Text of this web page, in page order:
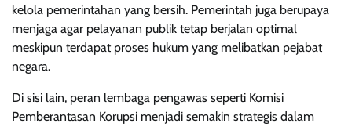
kelola pemerintahan yang bersih. Pemerintah juga berupaya
menjaga agar pelayanan publik tetap berjalan optimal
meskipun terdapat proses hukum yang melibatkan pejabat
negara.
Di sisi lain, peran lembaga pengawas seperti Komisi
Pemberantasan Korupsi menjadi semakin strategis dalam